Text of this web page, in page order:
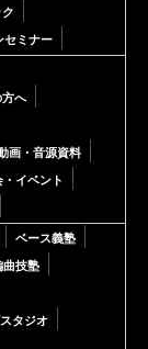
セミナー
へ
画・音源資料
イベント
ベース義塾
曲技塾
タジオ